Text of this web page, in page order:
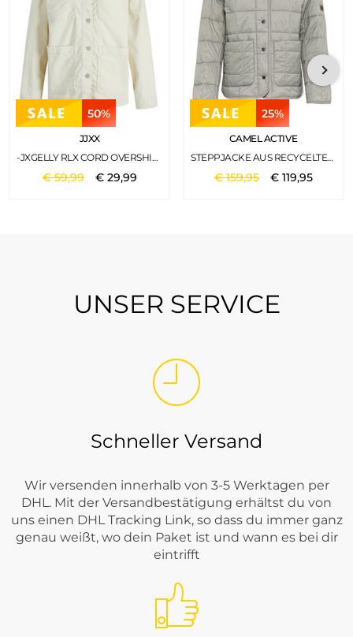
50%
JJXX
-JXGELLY RLX CORD OVERSHIRT SN BONE WHITE
€59,99 € 29,99
25%
CAMEL ACTIVE
STEPPJACKE AUS RECYCELTEM POLYESTER LIGHT SAGE
€159,95 € 119,95
UNSER SERVICE
Schneller Versand
Wir versenden innerhalb von 3-5 Werktagen per
DHL. Mit der Versandbestätigung erhältst du von
uns einen DHL Tracking Link, so dass du immer ganz
genau weißt, wo dein Paket ist und wann es bei dir
eintrifft